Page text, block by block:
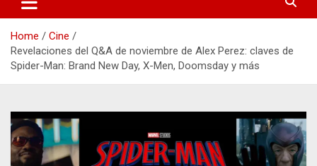
Home
Cine
Revelaciones del Q&A de noviembre de Alex Perez: claves de
Spider-Man: Brand New Day, X-Men, Doomsday y más